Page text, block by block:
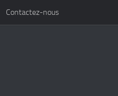
Contactez-nous